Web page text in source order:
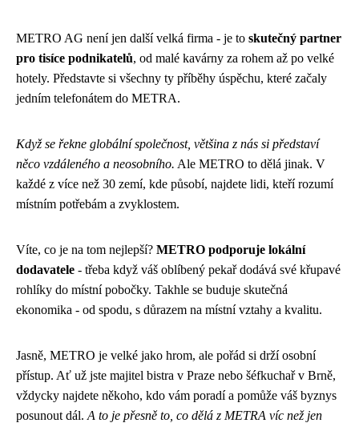
METRO AG není jen další velká firma - je to skutečný partner
pro tisíce podnikatelů, od malé kavárny za rohem až po velké
hotely. Představte si všechny ty příběhy úspěchu, které začaly
jedním telefonátem do METRA.
Když se řekne globální společnost, většina z nás si představí
něco vzdáleného a neosobního. Ale METRO to dělá jinak. V
každé z více než 30 zemí, kde působí, najdete lidi, kteří rozumí
místním potřebám a zvyklostem.
Víte, co je na tom nejlepší? METRO podporuje lokální
dodavatele - třeba když váš oblíbený pekař dodává své křupavé
rohlíky do místní pobočky. Takhle se buduje skutečná
ekonomika - od spodu, s důrazem na místní vztahy a kvalitu.
Jasně, METRO je velké jako hrom, ale pořád si drží osobní
přístup. Ať už jste majitel bistra v Praze nebo šéfkuchař v Brně,
vždycky najdete někoho, kdo vám poradí a pomůže váš byznys
posunout dál. A to je přesně to, co dělá z METRA víc než jen